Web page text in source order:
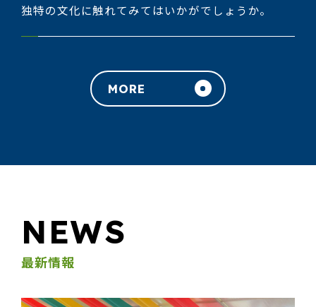
独特の文化に触れてみてはいかがでしょうか。
MORE
NEWS
最新情報